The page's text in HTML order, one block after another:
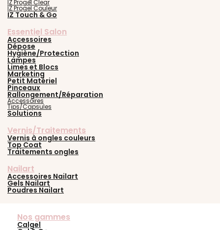
IZ Progel Clear
IZ Progel Couleur
IZ Touch & Go
Essentiel Salon
Accessoires
Dépose
Hygiène/Protection
Lampes
Limes et Blocs
Marketing
Petit Matériel
Pinceaux
Rallongement/Réparation
Accessoires
Tips/Capsules
Solutions
Vernis/Traitements
Vernis à ongles couleurs
Top Coat
Traitements ongles
Nailart
Accessoires Nailart
Gels Nailart
Poudres Nailart
Nos gammes
Calgel